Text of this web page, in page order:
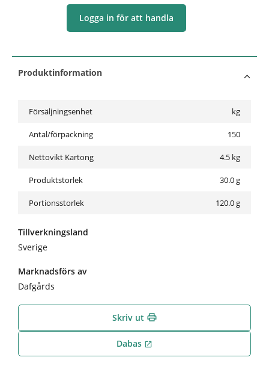
Logga in för att handla
Produktinformation
Försäljningsenhet kg
Antal/förpackning 150
Nettovikt Kartong 4.5 kg
Produktstorlek 30.0 g
Portionsstorlek 120.0 g
Tillverkningsland
Sverige
Marknadsförs av
Dafgårds
Skriv ut print
Dabas open_in_new